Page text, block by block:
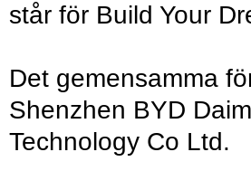
står för Build Your
Det gemensamma
Shenzhen BYD
Technology Co Ltd.